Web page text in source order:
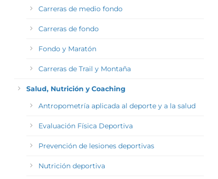
Carreras de medio fondo
Carreras de fondo
Fondo y Maratón
Carreras de Trail y Montaña
Salud, Nutrición y Coaching
Antropometría aplicada al deporte y a la salud
Evaluación Física Deportiva
Prevención de lesiones deportivas
Nutrición deportiva